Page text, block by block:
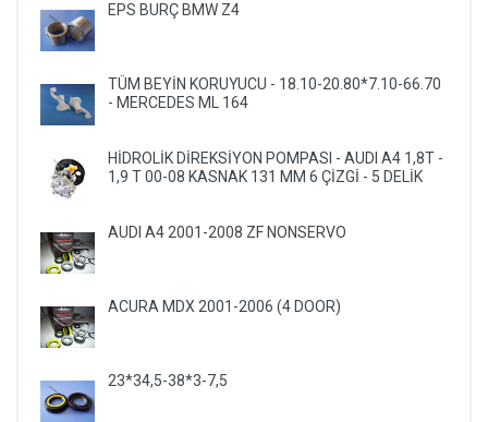
EPS BURÇ BMW Z4
TÜM BEYİN KORUYUCU - 18.10-20.80*7.10-66.70
- MERCEDES ML 164
HİDROLİK DİREKSİYON POMPASI - AUDI A4 1,8T -
1,9 T 00-08 KASNAK 131 MM 6 ÇİZGİ - 5 DELİK
AUDI A4 2001-2008 ZF NONSERVO
ACURA MDX 2001-2006 (4 DOOR)
23*34,5-38*3-7,5